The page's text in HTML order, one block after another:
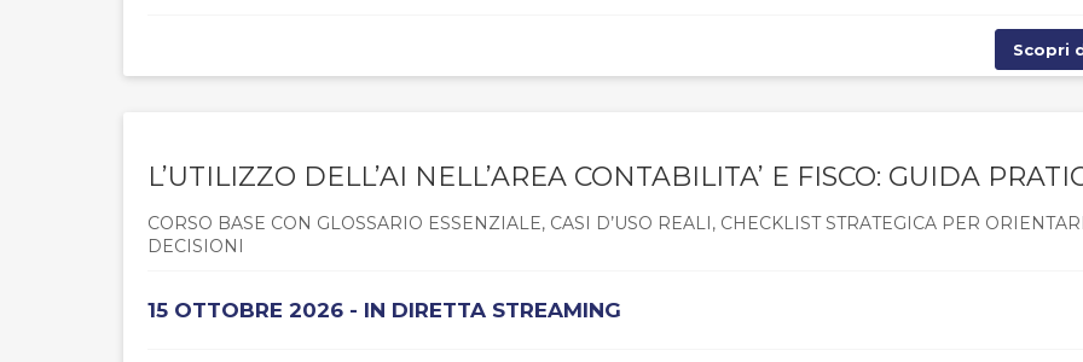
Scopri
L’UTILIZZO DELL’AI NELL’AREA CONTABILITA’ E FISCO: GUIDA
CORSO BASE CON GLOSSARIO ESSENZIALE, CASI D’USO REALI, CHECKLIST STRATEGICA PER
DECISIONI
15 OTTOBRE 2026 - IN DIRETTA STREAMING